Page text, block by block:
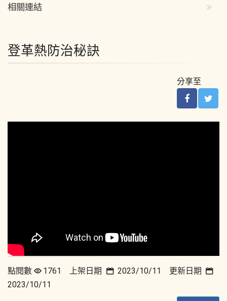
相關連結
登革熱防治秘訣
分享至
點閱數 1761 上架日期
2023/10/11 更新日期
2023/10/11